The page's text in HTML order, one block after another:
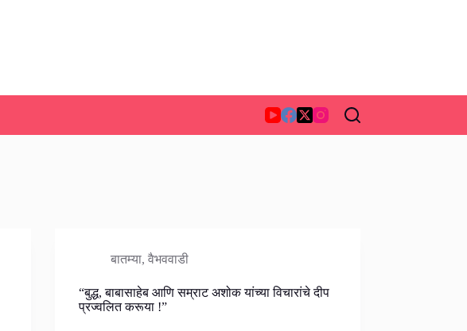
बातम्या,वैभववाडी
“बुद्ध, बाबासाहेब आणि सम्राट अशोक यांच्या विचारांचे दीप
प्रज्वलित करूया !”